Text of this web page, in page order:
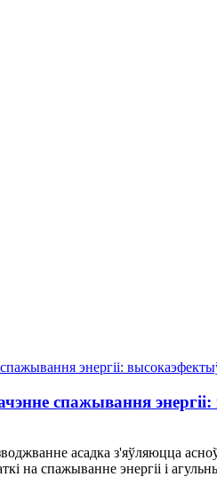
спажывання
асадка з'яўляюцца
на спажыванне энергіі і